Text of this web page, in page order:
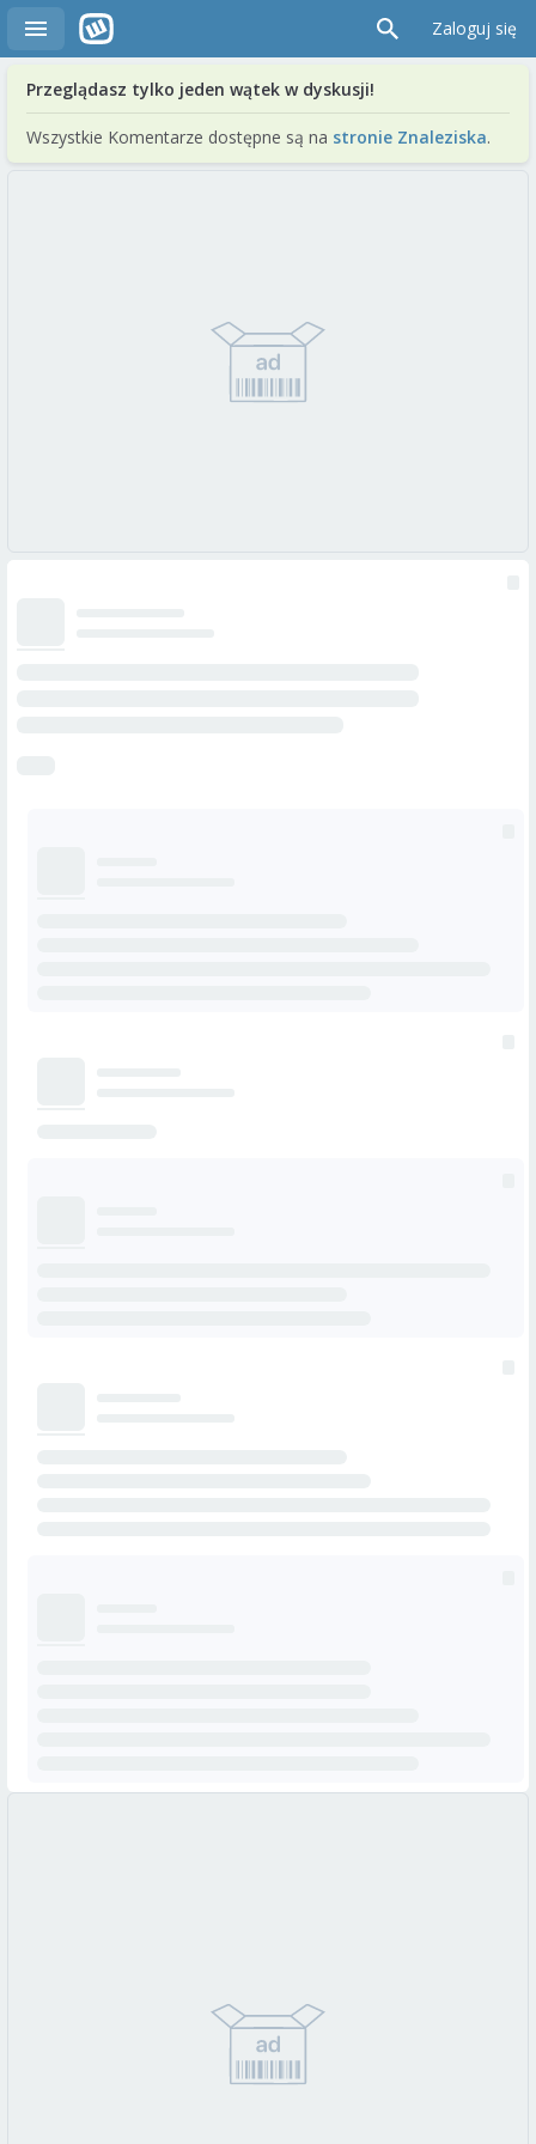
Zaloguj się
Przeglądasz tylko jeden wątek w dyskusji!
Wszystkie Komentarze dostępne są na stronie Znaleziska.